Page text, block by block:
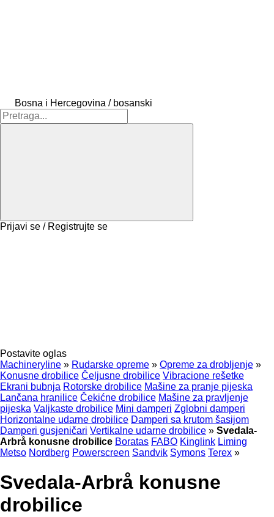
Bosna i Hercegovina / bosanski
Prijavi se / Registrujte se
Postavite oglas
Machineryline » Rudarske opreme » Opreme za drobljenje »
Konusne drobilice Čeljusne drobilice Vibracione rešetke
Ekrani bubnja Rotorske drobilice Mašine za pranje pijeska
Lančana hranilice Čekićne drobilice Mašine za pravljenje
pijeska Valjkaste drobilice Mini damperi Zglobni damperi
Horizontalne udarne drobilice Damperi sa krutom šasijom
Damperi gusjeničari Vertikalne udarne drobilice » Svedala-
Arbrå konusne drobilice Boratas FABO Kinglink Liming
Metso Nordberg Powerscreen Sandvik Symons Terex »
Svedala-Arbrå konusne
drobilice